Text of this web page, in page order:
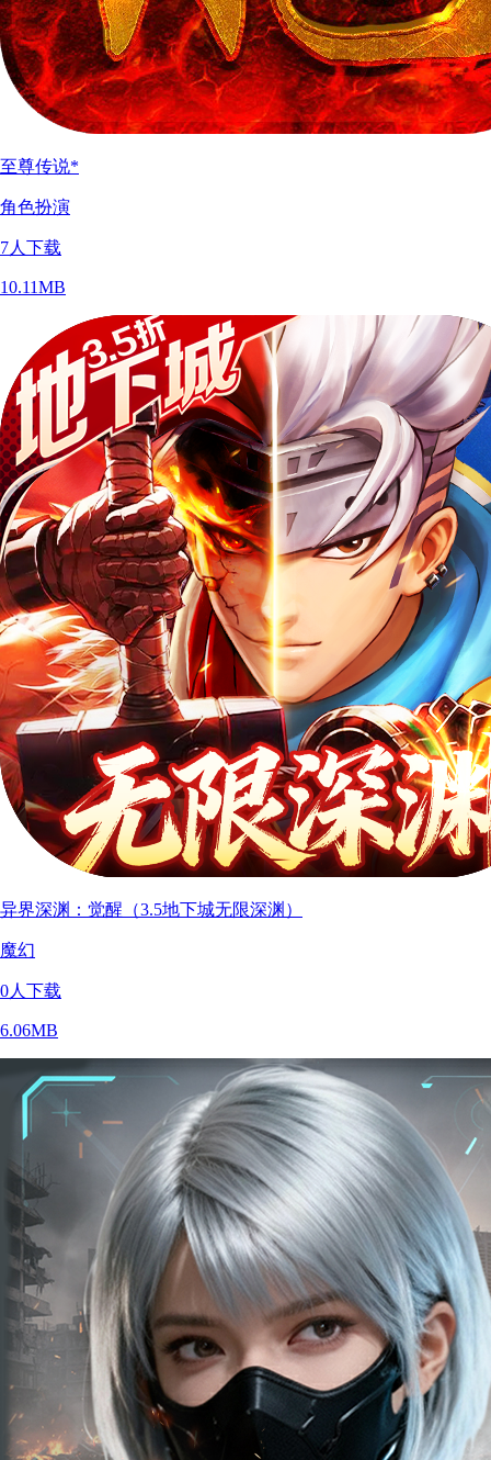
至尊传说*
角色扮演
7人下载
10.11MB
异界深渊：觉醒（3.5地下城无限深渊）
魔幻
0人下载
6.06MB